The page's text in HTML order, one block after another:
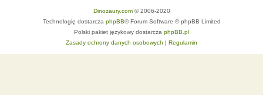
Dinozaury.com© 2006-2020
Technologię dostarcza phpBB® Forum Software © phpBB Limited
Polski pakiet językowy dostarcza phpBB.pl
Zasady ochrony danych osobowych | Regulamin